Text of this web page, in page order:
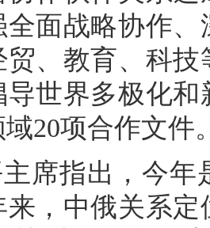
全面战略协作
贸、教育、科
导世界多极化
20项合作文件
席指出，今年
来，中俄关系